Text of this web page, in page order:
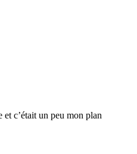
c’était un peu mon plan